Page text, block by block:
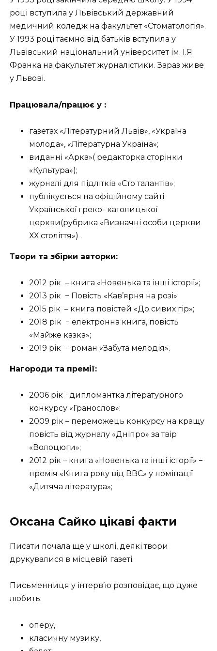
році вступила у Львівський державний
медичний коледж на факультет «Стоматологія».
У 1993 році таємно від батьків вступила у
Львівський національний університет ім. І.Я.
Франка на факультет журналістики. Зараз живе
у Львові.
Працювала/працює у :
газетах «Літературний Львів», «Україна
молода», «Літературна Україна»;
виданні «Арка»( редакторка сторінки
«Культура»);
журналі для підлітків «Сто талантів»;
публікується на офіційному сайті
Української греко- католицької
церкви(рубрика «Визначні особи церкви
ХХ століття») .
Твори та збірки авторки:
2012 рік – книга «Новенька та інші історії»;
2013 рік − Повість «Кав’ярня на розі»;
2015 рік – книга повістей «До сивих гір»;
2018 рік − електронна книга, повість
«Майже казка»;
2019 рік − роман «Забута мелодія».
Нагороди та премії:
2006 рік− дипломантка літературного
конкурсу «Гранослов»:
2009 рік – переможець конкурсу на кращу
повість від журналу «Дніпро» за твір
«Волоцюги»;
2012 рік – книга «Новенька та інші історії» −
премія «Книга року від ВВС» у номінації
«Дитяча література»;
Оксана Сайко цікаві факти
Писати почала ще у школі, деякі твори
друкувалися в місцевій газеті.
Письменниця у інтерв’ю розповідає, що дуже
любить:
оперу,
класичну музику,